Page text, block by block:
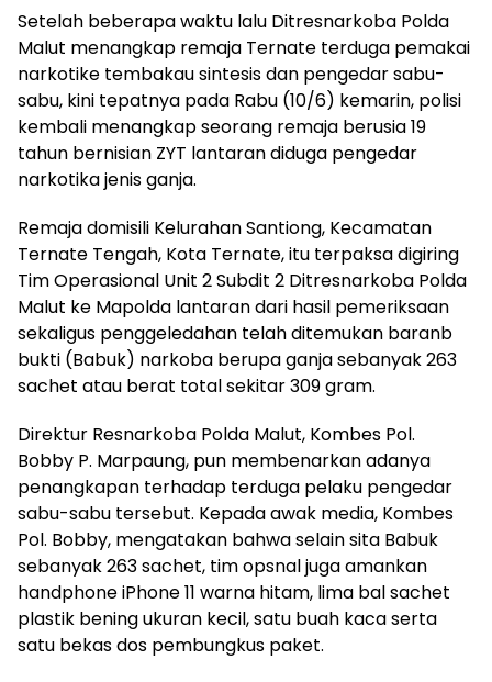
Setelah beberapa waktu lalu Ditresnarkoba Polda
Malut menangkap remaja Ternate terduga pemakai
narkotike tembakau sintesis dan pengedar sabu-
sabu, kini tepatnya pada Rabu (10/6) kemarin, polisi
kembali menangkap seorang remaja berusia 19
tahun bernisian ZYT lantaran diduga pengedar
narkotika jenis ganja.
Remaja domisili Kelurahan Santiong, Kecamatan
Ternate Tengah, Kota Ternate, itu terpaksa digiring
Tim Operasional Unit 2 Subdit 2 Ditresnarkoba Polda
Malut ke Mapolda lantaran dari hasil pemeriksaan
sekaligus penggeledahan telah ditemukan baranb
bukti (Babuk) narkoba berupa ganja sebanyak 263
sachet atau berat total sekitar 309 gram.
Direktur Resnarkoba Polda Malut, Kombes Pol.
Bobby P. Marpaung, pun membenarkan adanya
penangkapan terhadap terduga pelaku pengedar
sabu-sabu tersebut. Kepada awak media, Kombes
Pol. Bobby, mengatakan bahwa selain sita Babuk
sebanyak 263 sachet, tim opsnal juga amankan
handphone iPhone 11 warna hitam, lima bal sachet
plastik bening ukuran kecil, satu buah kaca serta
satu bekas dos pembungkus paket.